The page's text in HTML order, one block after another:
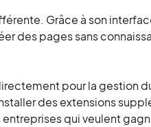
Grâce à son
des pages sans
pour la gestion
des extensions
qui veulent